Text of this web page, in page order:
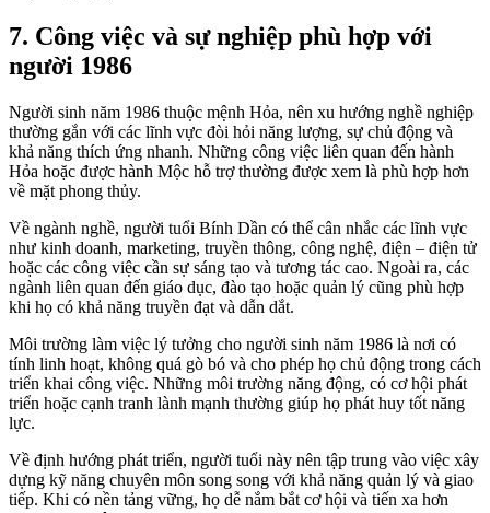
7. Công việc và sự nghiệp phù hợp với
người 1986
Người sinh năm 1986 thuộc mệnh Hỏa, nên xu hướng nghề nghiệp
thường gắn với các lĩnh vực đòi hỏi năng lượng, sự chủ động và
khả năng thích ứng nhanh. Những công việc liên quan đến hành
Hỏa hoặc được hành Mộc hỗ trợ thường được xem là phù hợp hơn
về mặt phong thủy.
Về ngành nghề, người tuổi Bính Dần có thể cân nhắc các lĩnh vực
như kinh doanh, marketing, truyền thông, công nghệ, điện – điện tử
hoặc các công việc cần sự sáng tạo và tương tác cao. Ngoài ra, các
ngành liên quan đến giáo dục, đào tạo hoặc quản lý cũng phù hợp
khi họ có khả năng truyền đạt và dẫn dắt.
Môi trường làm việc lý tưởng cho người sinh năm 1986 là nơi có
tính linh hoạt, không quá gò bó và cho phép họ chủ động trong cách
triển khai công việc. Những môi trường năng động, có cơ hội phát
triển hoặc cạnh tranh lành mạnh thường giúp họ phát huy tốt năng
lực.
Về định hướng phát triển, người tuổi này nên tập trung vào việc xây
dựng kỹ năng chuyên môn song song với khả năng quản lý và giao
tiếp. Khi có nền tảng vững, họ dễ nắm bắt cơ hội và tiến xa hơn